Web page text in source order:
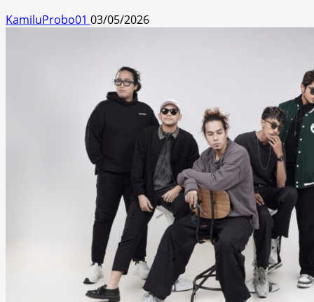
KamiluProbo01 03/05/2026